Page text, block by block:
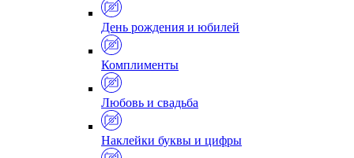
День рождения и юбилей
Комплименты
Любовь и свадьба
Наклейки буквы и цифры